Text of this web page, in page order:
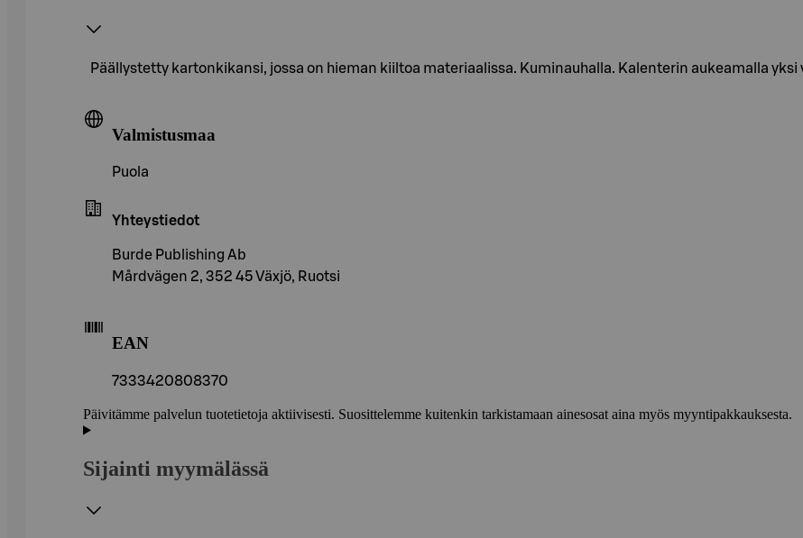
Päällystetty kartonkikansi, jossa on hieman kiiltoa materiaalissa. Kuminauhalla. Kalenterin aukeamalla
Valmistusmaa
Puola
Yhteystiedot
Burde Publishing Ab
Mårdvägen 2, 352 45 Växjö, Ruotsi
EAN
7333420808370
Päivitämme palvelun tuotetietoja aktiivisesti. Suosittelemme kuitenkin tarkistamaan ainesosat aina myös myyntipakkauksesta.
Sijainti myymälässä